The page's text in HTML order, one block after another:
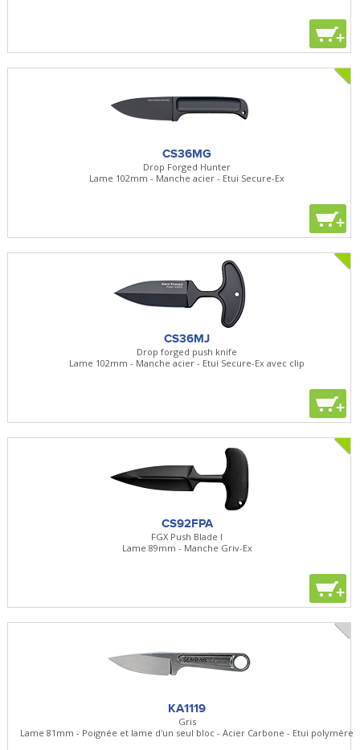
+
CS36MG
Drop Forged Hunter
Lame 102mm - Manche acier - Etui Secure-Ex
+
CS36MJ
Drop forged push knife
Lame 102mm - Manche acier - Etui Secure-Ex avec clip
+
CS92FPA
FGX Push Blade I
Lame 89mm - Manche Griv-Ex
+
KA1119
Gris
Lame 81mm - Poignée et lame d'un seul bloc - Acier Carbone - Etui polymère